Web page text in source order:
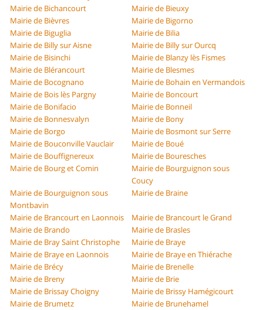
Mairie de Bichancourt
Mairie de Bieuxy
Mairie de Bièvres
Mairie de Bigorno
Mairie de Biguglia
Mairie de Bilia
Mairie de Billy sur Aisne
Mairie de Billy sur Ourcq
Mairie de Bisinchi
Mairie de Blanzy lès Fismes
Mairie de Blérancourt
Mairie de Blesmes
Mairie de Bocognano
Mairie de Bohain en Vermandois
Mairie de Bois lès Pargny
Mairie de Boncourt
Mairie de Bonifacio
Mairie de Bonneil
Mairie de Bonnesvalyn
Mairie de Bony
Mairie de Borgo
Mairie de Bosmont sur Serre
Mairie de Bouconville Vauclair
Mairie de Boué
Mairie de Bouffignereux
Mairie de Bouresches
Mairie de Bourg et Comin
Mairie de Bourguignon sous
Coucy
Mairie de Bourguignon sous
Montbavin
Mairie de Braine
Mairie de Brancourt en Laonnois
Mairie de Brancourt le Grand
Mairie de Brando
Mairie de Brasles
Mairie de Bray Saint Christophe
Mairie de Braye
Mairie de Braye en Laonnois
Mairie de Braye en Thiérache
Mairie de Brécy
Mairie de Brenelle
Mairie de Breny
Mairie de Brie
Mairie de Brissay Choigny
Mairie de Brissy Hamégicourt
Mairie de Brumetz
Mairie de Brunehamel